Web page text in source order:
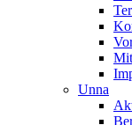
Unna